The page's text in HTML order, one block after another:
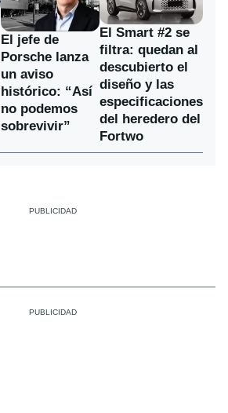
El jefe de
Porsche lanza
un aviso
histórico: “Así
no podemos
sobrevivir”
El Smart #2 se
filtra: quedan al
descubierto el
diseño y las
especificaciones
del heredero del
Fortwo